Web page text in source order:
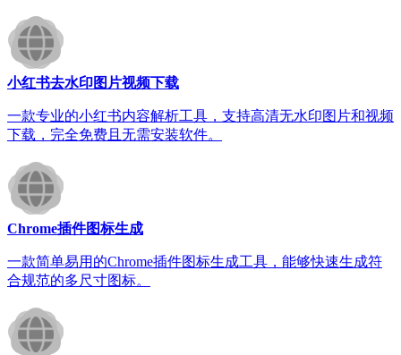
小红书去水印图片视频下载
一款专业的小红书内容解析工具，支持高清无水印图片和视频
下载，完全免费且无需安装软件。
Chrome插件图标生成
一款简单易用的Chrome插件图标生成工具，能够快速生成符
合规范的多尺寸图标。